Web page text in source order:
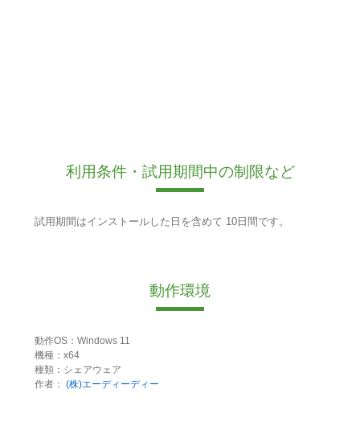
利用条件・試用期間中の制限など
試用期間はインストールした日を含めて 10日間です。
動作環境
動作OS：Windows 11
機種：x64
種類：シェアウェア
作者： (株)エーディーディー